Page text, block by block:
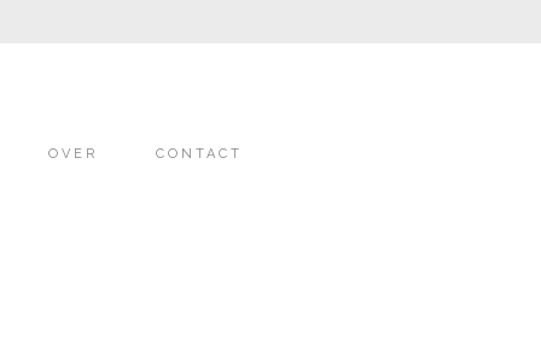
OVER CONTACT